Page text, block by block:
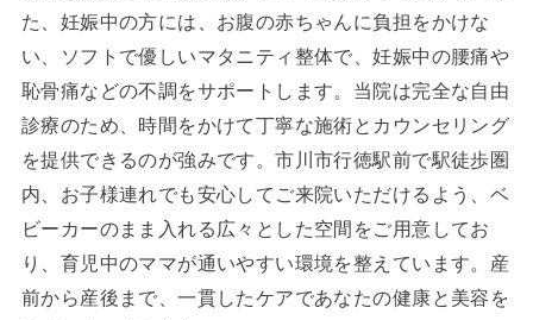
た、妊娠中の方には、お腹の赤ちゃんに負担をかけな
い、ソフトで優しいマタニティ整体で、妊娠中の腰痛や
恥骨痛などの不調をサポートします。当院は完全な自由
診療のため、時間をかけて丁寧な施術とカウンセリング
を提供できるのが強みです。市川市行徳駅前で駅徒歩圏
内、お子様連れでも安心してご来院いただけるよう、ベ
ビーカーのまま入れる広々とした空間をご用意してお
り、育児中のママが通いやすい環境を整えています。産
前から産後まで、一貫したケアであなたの健康と美容を